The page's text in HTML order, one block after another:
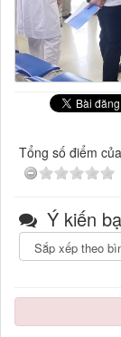
Tổng số điểm
Ý kiến